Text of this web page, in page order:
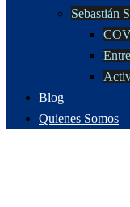
Sebastián
Blog
Quienes Somos